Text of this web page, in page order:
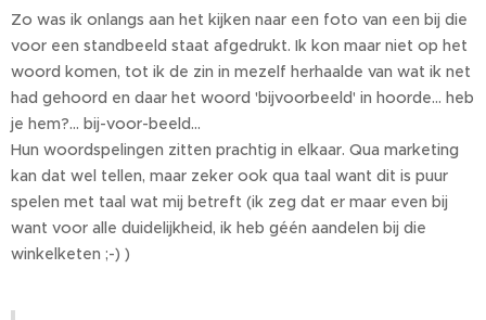
Zo was ik onlangs aan het kijken naar een foto van een bij die
voor een standbeeld staat afgedrukt. Ik kon maar niet op het
woord komen, tot ik de zin in mezelf herhaalde van wat ik net
had gehoord en daar het woord 'bijvoorbeeld' in hoorde... heb
je hem?... bij-voor-beeld...
Hun woordspelingen zitten prachtig in elkaar. Qua marketing
kan dat wel tellen, maar zeker ook qua taal want dit is puur
spelen met taal wat mij betreft (ik zeg dat er maar even bij
want voor alle duidelijkheid, ik heb géén aandelen bij die
winkelketen ;-) )